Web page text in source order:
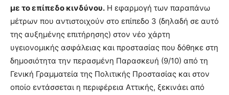
με το επίπεδο κινδύνου. Η εφαρμογή των παραπάνω
μέτρων που αντιστοιχούν στο επίπεδο 3 (δηλαδή σε αυτό
της αυξημένης επιτήρησης) στον νέο χάρτη
υγειονομικής ασφάλειας και προστασίας που δόθηκε στη
δημοσιότητα την περασμένη Παρασκευή (9/10) από τη
Γενική Γραμματεία της Πολιτικής Προστασίας και στον
οποίο εντάσσεται η περιφέρεια Αττικής, ξεκινάει από